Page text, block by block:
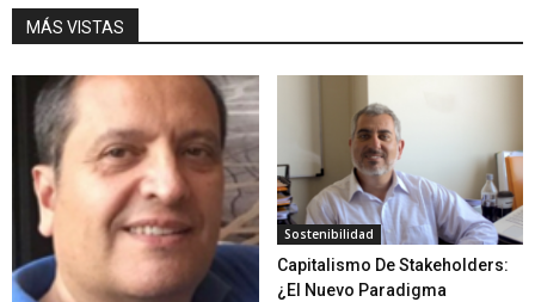
MÁS VISTAS
Sostenibilidad
Capitalismo De Stakeholders:
¿El Nuevo Paradigma